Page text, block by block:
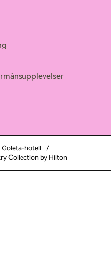
Goleta-hotell
/
Collection by Hilton